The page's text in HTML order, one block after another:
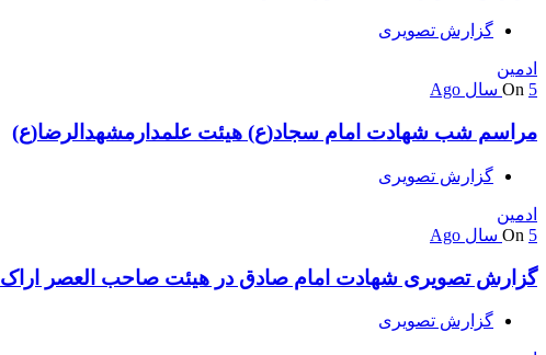
گزارش تصویری
ادمین
On 5 سال Ago
مراسم شب شهادت امام سجاد(ع) هیئت علمدارمشهدالرضا(ع)
گزارش تصویری
ادمین
On 5 سال Ago
گزارش تصویری شهادت امام صادق در هیئت صاحب العصر اراک
گزارش تصویری